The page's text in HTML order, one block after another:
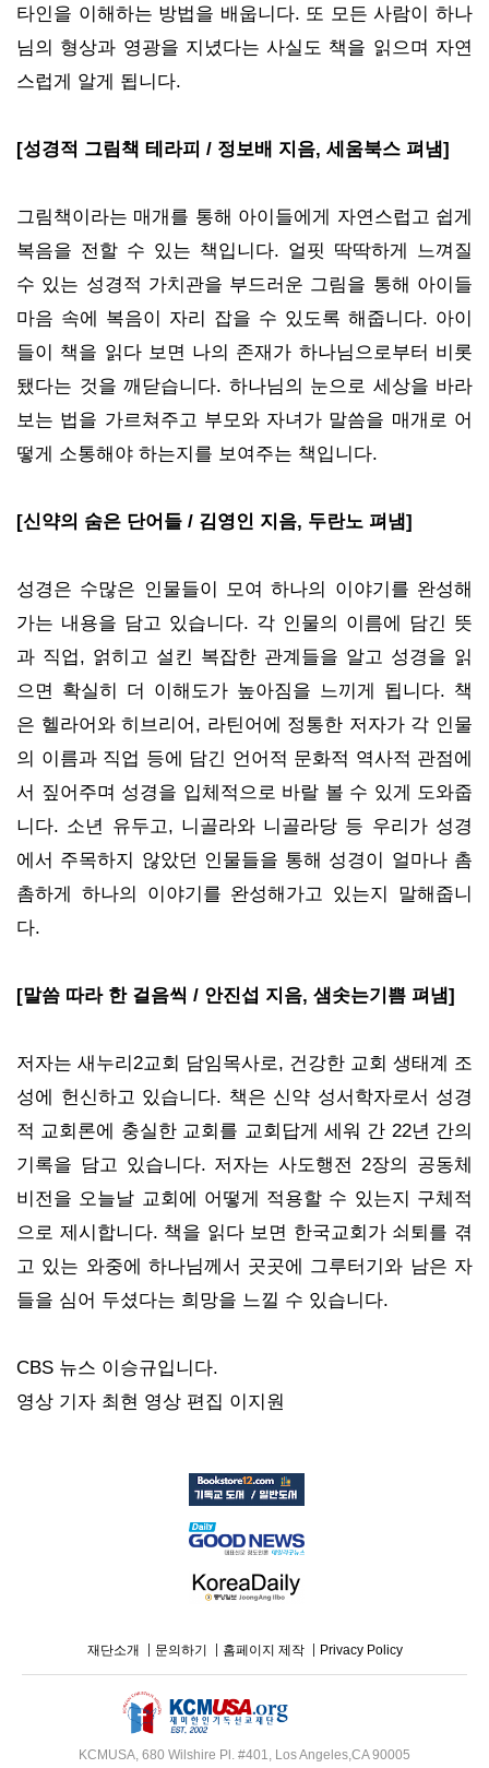
타인을 이해하는 방법을 배웁니다. 또 모든 사람이 하나
님의 형상과 영광을 지녔다는 사실도 책을 읽으며 자연
스럽게 알게 됩니다.
[성경적 그림책 테라피 / 정보배 지음, 세움북스 펴냄]
그림책이라는 매개를 통해 아이들에게 자연스럽고 쉽게
복음을 전할 수 있는 책입니다. 얼핏 딱딱하게 느껴질
수 있는 성경적 가치관을 부드러운 그림을 통해 아이들
마음 속에 복음이 자리 잡을 수 있도록 해줍니다. 아이
들이 책을 읽다 보면 나의 존재가 하나님으로부터 비롯
됐다는 것을 깨닫습니다. 하나님의 눈으로 세상을 바라
보는 법을 가르쳐주고 부모와 자녀가 말씀을 매개로 어
떻게 소통해야 하는지를 보여주는 책입니다.
[신약의 숨은 단어들 / 김영인 지음, 두란노 펴냄]
성경은 수많은 인물들이 모여 하나의 이야기를 완성해
가는 내용을 담고 있습니다. 각 인물의 이름에 담긴 뜻
과 직업, 얽히고 설킨 복잡한 관계들을 알고 성경을 읽
으면 확실히 더 이해도가 높아짐을 느끼게 됩니다. 책
은 헬라어와 히브리어, 라틴어에 정통한 저자가 각 인물
의 이름과 직업 등에 담긴 언어적 문화적 역사적 관점에
서 짚어주며 성경을 입체적으로 바랄 볼 수 있게 도와줍
니다. 소년 유두고, 니골라와 니골라당 등 우리가 성경
에서 주목하지 않았던 인물들을 통해 성경이 얼마나 촘
촘하게 하나의 이야기를 완성해가고 있는지 말해줍니
다.
[말씀 따라 한 걸음씩 / 안진섭 지음, 샘솟는기쁨 펴냄]
저자는 새누리2교회 담임목사로, 건강한 교회 생태계 조
성에 헌신하고 있습니다. 책은 신약 성서학자로서 성경
적 교회론에 충실한 교회를 교회답게 세워 간 22년 간의
기록을 담고 있습니다. 저자는 사도행전 2장의 공동체
비전을 오늘날 교회에 어떻게 적용할 수 있는지 구체적
으로 제시합니다. 책을 읽다 보면 한국교회가 쇠퇴를 겪
고 있는 와중에 하나님께서 곳곳에 그루터기와 남은 자
들을 심어 두셨다는 희망을 느낄 수 있습니다.
CBS 뉴스 이승규입니다.
영상 기자 최현 영상 편집 이지원
재단소개 문의하기 홈페이지 제작 Privacy Policy
KCMUSA, 680 Wilshire Pl. #401, Los Angeles,CA 90005